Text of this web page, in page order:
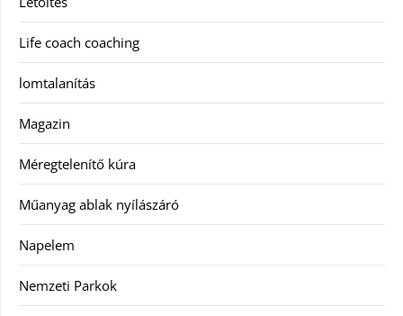
Life coach coaching
lomtalanítás
Magazin
Méregtelenítő kúra
Műanyag ablak nyílászáró
Napelem
Nemzeti Parkok